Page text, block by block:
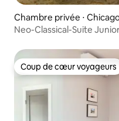
Chambre privée ⋅
Neo-Classical-Suite
Coup de cœur voyageurs
Coup de cœur voyageurs